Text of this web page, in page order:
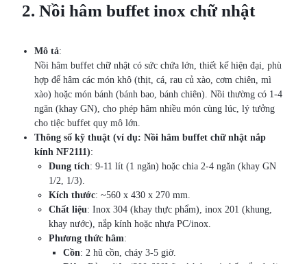
2. Nồi hâm buffet inox chữ nhật
Mô tả:
Nồi hâm buffet chữ nhật có sức chứa lớn, thiết kế hiện đại, phù
hợp để hâm các món khô (thịt, cá, rau củ xào, cơm chiên, mì
xào) hoặc món bánh (bánh bao, bánh chiên). Nồi thường có 1-4
ngăn (khay GN), cho phép hâm nhiều món cùng lúc, lý tưởng
cho tiệc buffet quy mô lớn.
Thông số kỹ thuật (ví dụ: Nồi hâm buffet chữ nhật nắp
kính NF2111):
Dung tích: 9-11 lít (1 ngăn) hoặc chia 2-4 ngăn (khay GN
1/2, 1/3).
Kích thước: ~560 x 430 x 270 mm.
Chất liệu: Inox 304 (khay thực phẩm), inox 201 (khung,
khay nước), nắp kính hoặc nhựa PC/inox.
Phương thức hâm:
Cồn: 2 hũ cồn, cháy 3-5 giờ.